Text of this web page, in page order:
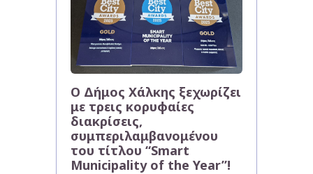
Ο Δήμος Χάλκης ξεχωρίζει
με τρεις κορυφαίες
διακρίσεις,
συμπεριλαμβανομένου
του τίτλου “Smart
Municipality of the Year”!